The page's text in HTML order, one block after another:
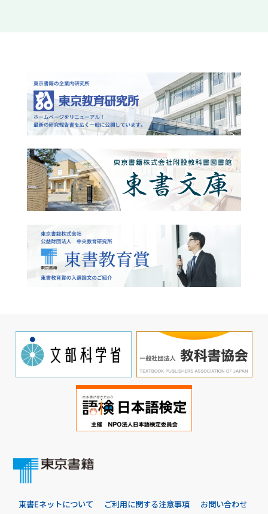
東書Eネットについて ご利用に関する注意事項
お問い合わせ